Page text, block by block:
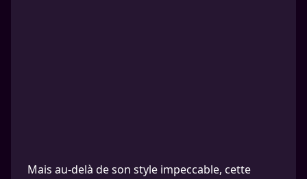
Mais au-delà de son style impeccable, cette